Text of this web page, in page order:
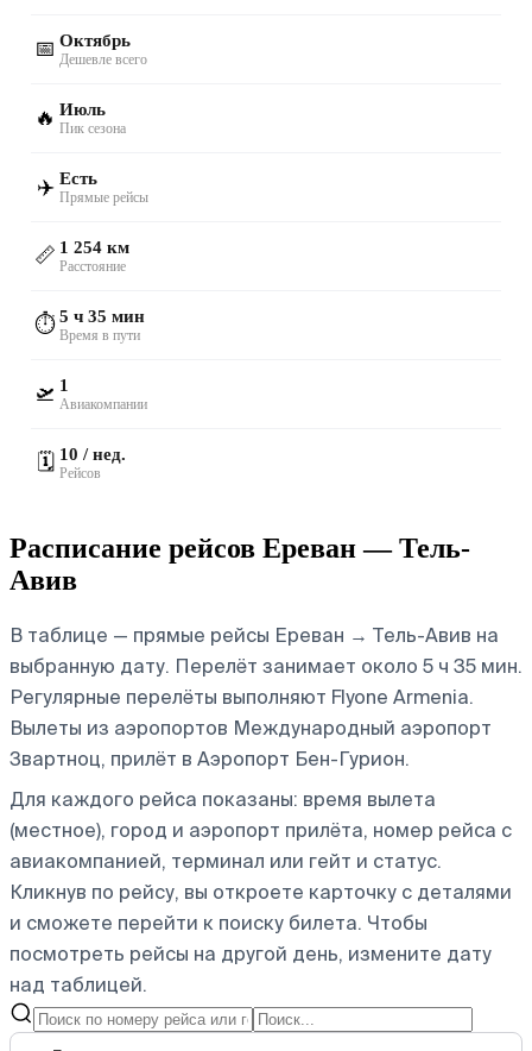
📅 Октябрь
Дешевле всего
🔥 Июль
Пик сезона
✈️ Есть
Прямые рейсы
📏 1 254 км
Расстояние
⏱️5 ч 35 мин
Время в пути
🛫 1
Авиакомпании
🗓️ 10 / нед.
Рейсов
Расписание рейсов Ереван — Тель-
Авив
В таблице — прямые рейсы Ереван → Тель-Авив на
выбранную дату. Перелёт занимает около 5 ч 35 мин.
Регулярные перелёты выполняют Flyone Armenia.
Вылеты из аэропортов Международный аэропорт
Звартноц, прилёт в Аэропорт Бен-Гурион.
Для каждого рейса показаны: время вылета
(местное), город и аэропорт прилёта, номер рейса с
авиакомпанией, терминал или гейт и статус.
Кликнув по рейсу, вы откроете карточку с деталями
и сможете перейти к поиску билета. Чтобы
посмотреть рейсы на другой день, измените дату
над таблицей.